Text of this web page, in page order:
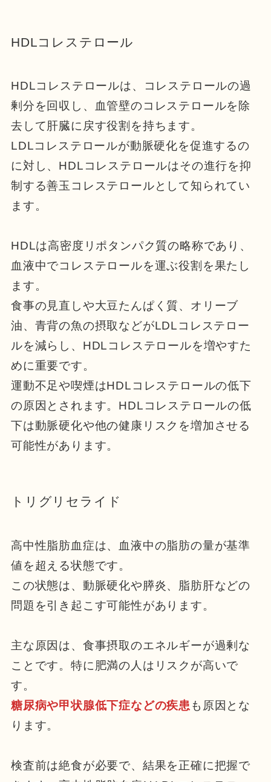
HDLコレステロール
HDLコレステロールは、コレステロールの過
剰分を回収し、血管壁のコレステロールを除
去して肝臓に戻す役割を持ちます。
LDLコレステロールが動脈硬化を促進するの
に対し、HDLコレステロールはその進行を抑
制する善玉コレステロールとして知られてい
ます。
HDLは高密度リポタンパク質の略称であり、
血液中でコレステロールを運ぶ役割を果たし
ます。
食事の見直しや大豆たんぱく質、オリーブ
油、青背の魚の摂取などがLDLコレステロー
ルを減らし、HDLコレステロールを増やすた
めに重要です。
運動不足や喫煙はHDLコレステロールの低下
の原因とされます。HDLコレステロールの低
下は動脈硬化や他の健康リスクを増加させる
可能性があります。
トリグリセライド
高中性脂肪血症は、血液中の脂肪の量が基準
値を超える状態です。
この状態は、動脈硬化や膵炎、脂肪肝などの
問題を引き起こす可能性があります。
主な原因は、食事摂取のエネルギーが過剰な
ことです。特に肥満の人はリスクが高いで
す。
糖尿病や甲状腺低下症などの疾患 も原因とな
ります。
検査前は絶食が必要で、結果を正確に把握で